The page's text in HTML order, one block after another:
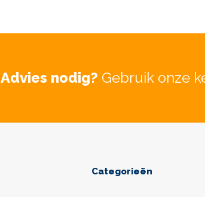
Advies nodig? Gebruik onze
Categorieën